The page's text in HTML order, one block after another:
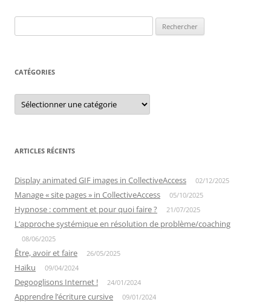
CATÉGORIES
Catégories
ARTICLES RÉCENTS
Display animated GIF images in CollectiveAccess 02/12/2025
Manage « site pages » in CollectiveAccess 05/10/2025
Hypnose : comment et pour quoi faire ? 21/07/2025
L’approche systémique en résolution de problème/coaching
08/06/2025
Être, avoir et faire 26/05/2025
Haïku 09/04/2024
Degooglisons Internet ! 24/01/2024
Apprendre l’écriture cursive 09/01/2024